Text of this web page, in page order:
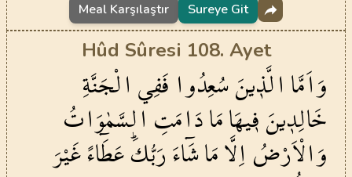
Meal Karşılaştır
Sureye Git
Hûd Sûresi 108. Ayet
وَاَمَّاالَّذ۪ينَسُعِدُوا فَفِيالْجَنَّةِ
خَالِد۪ينَف۪يهَامَادَامَتِالسَّمٰوَاتُ
وَالْاَرْضُاِلَّامَاشَٓاءَرَبُّكَۜعَطَٓاءًغَيْرَ